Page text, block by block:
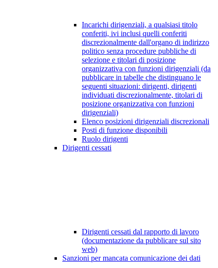
Incarichi dirigenziali, a qualsiasi titolo
conferiti, ivi inclusi quelli conferiti
discrezionalmente dall'organo di indirizzo
politico senza procedure pubbliche di
selezione e titolari di posizione
organizzativa con funzioni dirigenziali (da
pubblicare in tabelle che distinguano le
seguenti situazioni: dirigenti, dirigenti
individuati discrezionalmente, titolari di
posizione organizzativa con funzioni
dirigenziali)
Elenco posizioni dirigenziali discrezionali
Posti di funzione disponibili
Ruolo dirigenti
Dirigenti cessati
Dirigenti cessati dal rapporto di lavoro
(documentazione da pubblicare sul sito
web)
Sanzioni per mancata comunicazione dei dati